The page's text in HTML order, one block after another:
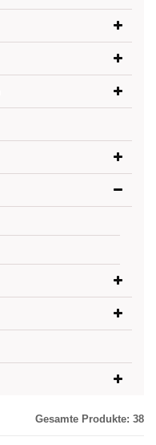
Gesamte Produkte: 38